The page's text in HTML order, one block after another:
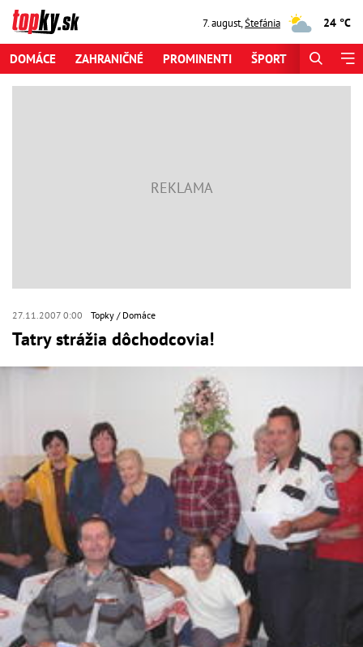
7. august,Štefánia 24 °C
DOMÁCE ZAHRANIČNÉ PROMINENTI ŠPORT
27.11.2007 0:00 Topky Domáce
Tatry strážia dôchodcovia!